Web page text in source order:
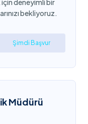
deneyimli bir
bekliyoruz.
Şimdi Başvur
Müdürü